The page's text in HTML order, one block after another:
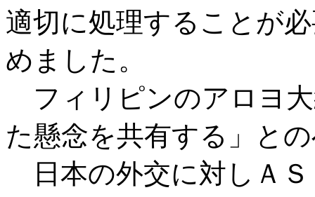
適切に処理することが
めました。
フィリピンのアロヨ
た懸念を共有する」と
日本の外交に対しＡＳ